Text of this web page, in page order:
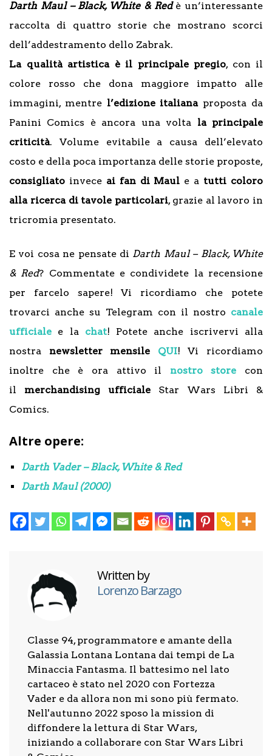
Darth Maul – Black, White & Redè un’interessante
raccolta di quattro storie che mostrano scorci
dell’addestramento dello Zabrak.
La qualità artistica è il principale pregio, con il
colore rosso che dona maggiore impatto alle
immagini, mentre l’edizione italianaproposta da
Panini Comics è ancora una volta la principale
criticità. Volume evitabile a causa dell’elevato
costo e della poca importanza delle storie proposte,
consigliato invece ai fan di Maul e a tutti coloro
alla ricerca di tavole particolari, grazie al lavoro in
tricromia presentato.
E voi cosa ne pensate di Darth Maul – Black, White
& Red? Commentate e condividete la recensione
per farcelo sapere! Vi ricordiamo che potete
trovarci anche su Telegram con il nostro canale
ufficiale e la chat! Potete anche iscrivervi alla
nostra newsletter mensile QUI! Vi ricordiamo
inoltre che è ora attivo il nostro store con
il merchandising ufficiale Star Wars Libri &
Comics.
Altre opere:
Darth Vader – Black, White & Red
Darth Maul (2000)
Written by
Lorenzo Barzago
Classe 94, programmatore e amante della
Galassia Lontana Lontana dai tempi de La
Minaccia Fantasma. Il battesimo nel lato
cartaceo è stato nel 2020 con Fortezza
Vader e da allora non mi sono più fermato.
Nell'autunno 2022 sposo la mission di
diffondere la lettura di Star Wars,
iniziando a collaborare con Star Wars Libri